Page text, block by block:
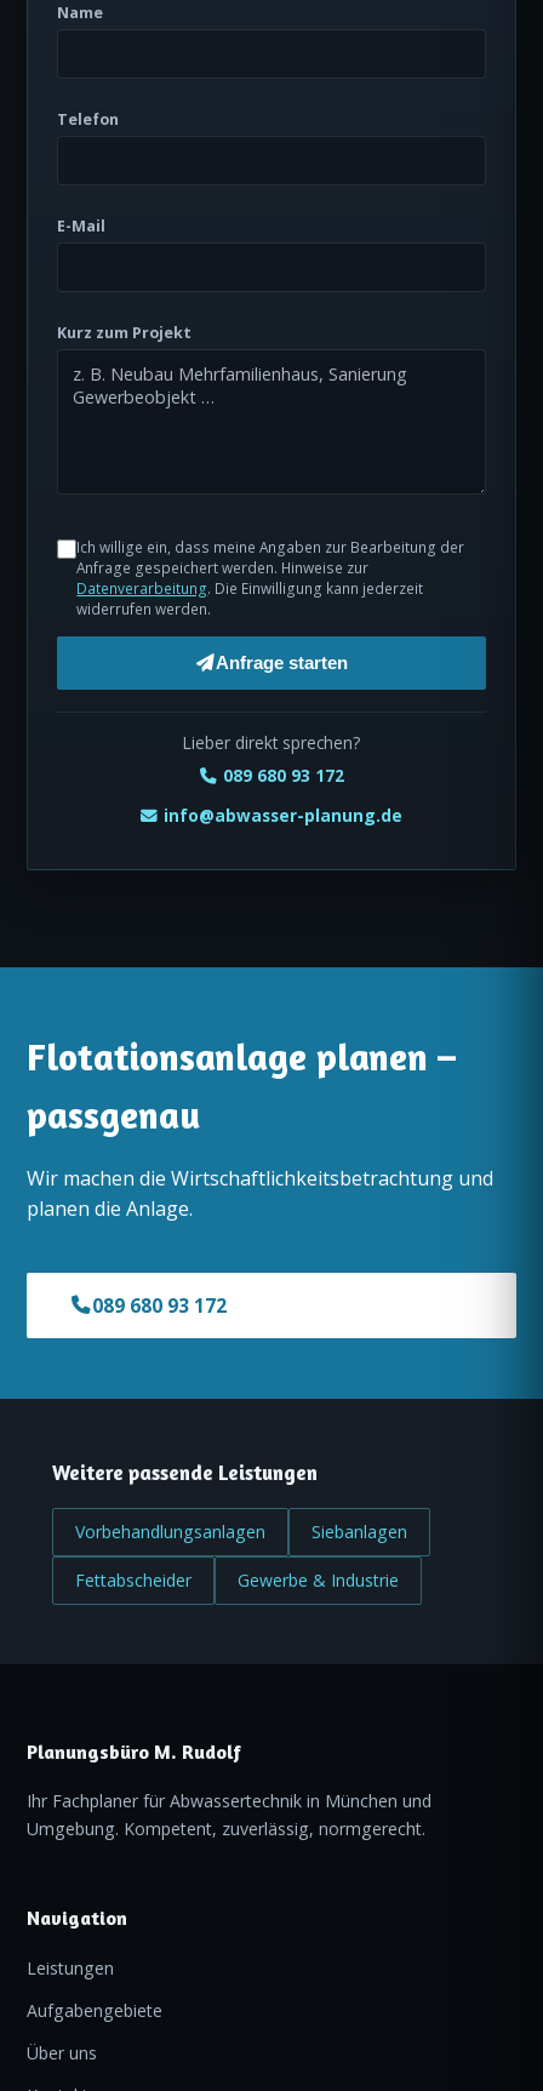
Name
Telefon
E-Mail
Kurz zum Projekt
Ich willige ein, dass meine Angaben zur Bearbeitung der
Anfrage gespeichert werden. Hinweise zur
Datenverarbeitung. Die Einwilligung kann jederzeit
widerrufen werden.
Anfrage starten
Lieber direkt sprechen?
089 680 93 172
info@abwasser-planung.de
Flotationsanlage planen –
passgenau
Wir machen die Wirtschaftlichkeitsbetrachtung und
planen die Anlage.
089 680 93 172
Weitere passende Leistungen
Vorbehandlungsanlagen Siebanlagen
Fettabscheider Gewerbe & Industrie
Planungsbüro M. Rudolf
Ihr Fachplaner für Abwassertechnik in München und
Umgebung. Kompetent, zuverlässig, normgerecht.
Navigation
Leistungen
Aufgabengebiete
Über uns